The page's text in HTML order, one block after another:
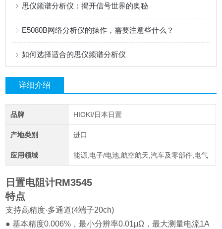
思仪频谱分析仪：揭开信号世界的奥秘
E5080B网络分析仪的操作，需要注意些什么？
如何选择适合的思仪频谱分析仪
详细介绍
品牌 HIOKI/日本日置
产地类别 进口
应用领域 能源,电子/电池,航空航天,汽车及零部件,电气
日置电阻计RM3545
特点
支持高精度·多通道(4端子20ch)
● 基本精度0.006%，最小分辨率0.01μΩ，最大测量电流1A